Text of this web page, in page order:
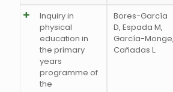
Inquiry in
physical
education in
the primary
years
programme of
the
Bores-García
D, Espada M,
García-Monge,
Cañadas L.